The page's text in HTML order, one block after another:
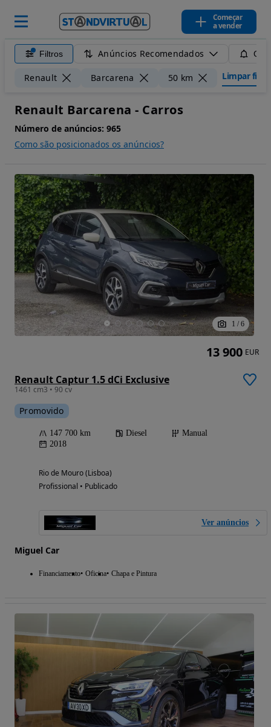
Começar
a vender
Filtros Anúncios Recomendados
Renault Barcarena 50 km Limpar
Renault Barcarena - Carros
Número de anúncios: 965
Como são posicionados os anúncios?
1 / 6
Renault Captur 1.5 dCi Exclusive
1461 cm3 • 90 cv
Promovido
147 700 km Diesel
Manual
2018
Rio de Mouro (Lisboa)
Profissional • Publicado
Ver anúncios
Miguel Car
Financiamento Oficina Chapa e Pintura
13 900 EUR